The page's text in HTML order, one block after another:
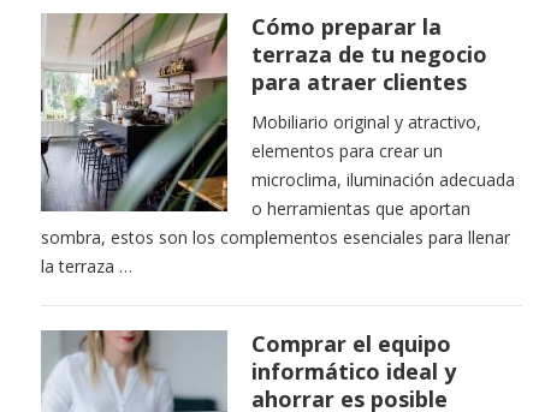
Cómo preparar la
terraza de tu negocio
para atraer clientes
Mobiliario original y atractivo,
elementos para crear un
microclima, iluminación adecuada
o herramientas que aportan
sombra, estos son los complementos esenciales para llenar
la terraza …
Comprar el equipo
informático ideal y
ahorrar es posible